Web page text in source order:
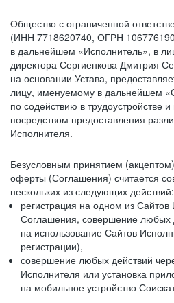
Общество с ограниченной
(ИНН 7718620740, ОГРН
в дальнейшем «Исполнитель», в
директора Сергиенкова Дмитрия
на основании Устава,
лицу, именуемому в дальнейшем
по содействию в трудоустройстве
посредством предоставления
Исполнителя.
Безусловным принятием
оферты (Соглашения) считается
нескольких из следующих действий:
регистрация на одном из
Соглашения, совершение любых
на использование Сайтов
регистрации),
совершение любых действий
Исполнителя или установка
на мобильное устройство